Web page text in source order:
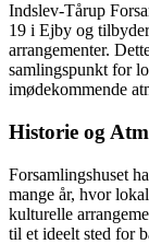
Indslev-Tårup
19 i Ejby og
arrangementer.
samlingspunkt for
imødekommende
Historie og
Forsamlingshuset
mange år, hvor
kulturelle
til et ideelt sted for